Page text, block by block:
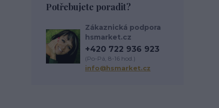
Potřebujete poradit?
Zákaznická podpora
hsmarket.cz
+420 722 936 923
(Po-Pá, 8-16 hod.)
info@hsmarket.cz